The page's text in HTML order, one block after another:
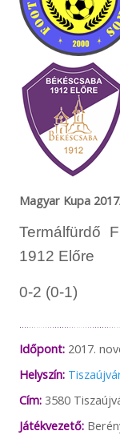
Magyar Kupa
Termálfürdő
1912 Előre
0-2 (0-1)
Időpont:2017.
Helyszín:
Cím: 3580
Játékvezető: